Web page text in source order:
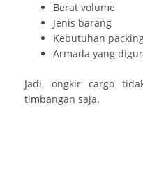
Berat volume
Jenis barang
Kebutuhan
Armada yang
Jadi, ongkir cargo
timbangan saja.